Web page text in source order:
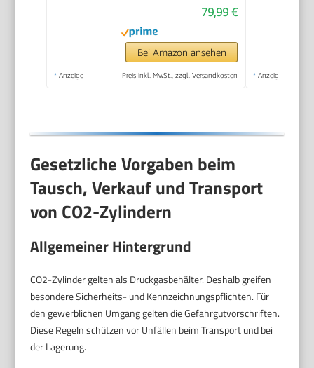
79,99 €
Bei Amazon ansehen
* Anzeige Preis inkl. MwSt., zzgl. Versandkosten * Anzeige
Gesetzliche Vorgaben beim
Tausch, Verkauf und Transport
von CO2-Zylindern
Allgemeiner Hintergrund
CO2-Zylinder gelten als Druckgasbehälter. Deshalb greifen
besondere Sicherheits- und Kennzeichnungspflichten. Für
den gewerblichen Umgang gelten die Gefahrgutvorschriften.
Diese Regeln schützen vor Unfällen beim Transport und bei
der Lagerung.